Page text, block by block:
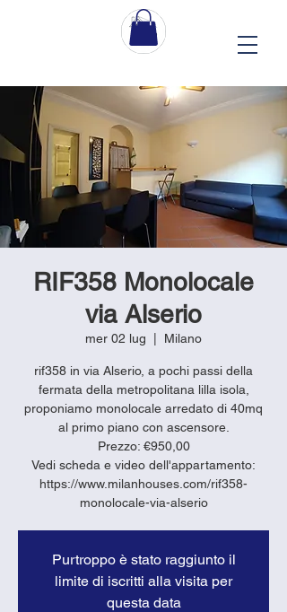
RIF358 Monolocale
via Alserio
mer 02 lug Milano
rif358 in via Alserio, a pochi passi della
fermata della metropolitana lilla isola,
proponiamo monolocale arredato di 40mq
al primo piano con ascensore.
Prezzo: €950,00
Vedi scheda e video dell'appartamento:
https://www.milanhouses.com/rif358-
monolocale-via-alserio
Purtroppo è stato raggiunto il
limite di iscritti alla visita per
questa data